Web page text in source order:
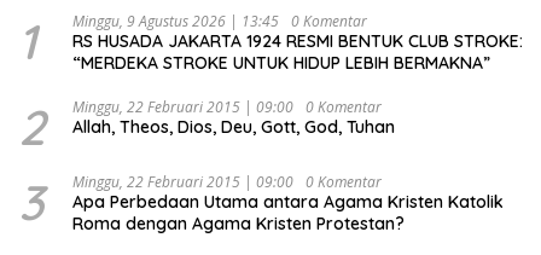
1 Minggu, 9 Agustus 2026 | 13:45 0 Komentar
RS HUSADA JAKARTA 1924 RESMI BENTUK CLUB STROKE:
“MERDEKA STROKE UNTUK HIDUP LEBIH BERMAKNA”
2 Minggu, 22 Februari 2015 | 09:00 0 Komentar
Allah, Theos, Dios, Deu, Gott, God, Tuhan
3 Minggu, 22 Februari 2015 | 09:00 0 Komentar
Apa Perbedaan Utama antara Agama Kristen Katolik
Roma dengan Agama Kristen Protestan?